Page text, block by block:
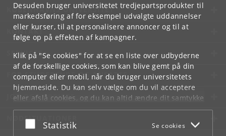
Desuden bruger universitetet tredjepartsprodukter til
markedsføring af for eksempel udvalgte uddannelser
eller kurser, til at personalisere annoncer og til at
følge op på effekten af kampagner.
Klik på "Se cookies" for at se en liste over udbyderne
af de forskellige cookies, som kan blive gemt på din
computer eller mobil, når du bruger universitetets
hjemmeside. Du kan selv vælge om du vil acceptere
eller afslå cookies, og du kan altid ændre dit samtykke
underCookie- og privatlivspolitiksom du finder i
bunden af hver side.
Acceptér eller afslå
Statistik Se cookies
KØBENHAVNS UNIVERSITET
KONTAKT
SERVICES
FOR STUDERENDE OG ANSATTE
JOB OG KARRIERE
NØDSITUATIONER